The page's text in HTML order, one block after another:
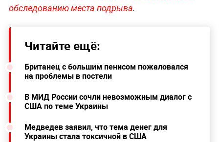
обследованию места подрыва.
Читайте ещё:
Британец с большим пенисом пожаловался
на проблемы в постели
В МИД России сочли невозможным диалог с
США по теме Украины
Медведев заявил, что тема денег для
Украины стала токсичной в США